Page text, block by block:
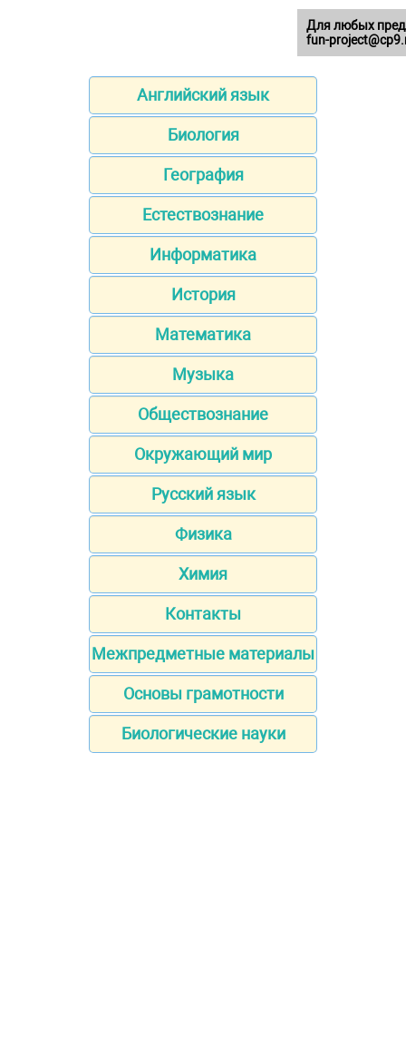
Английский язык
Биология
География
Естествознание
Информатика
История
Математика
Музыка
Обществознание
Окружающий мир
Русский язык
Физика
Химия
Контакты
Межпредметные материалы
Основы грамотности
Биологические науки
Для любых
fun-